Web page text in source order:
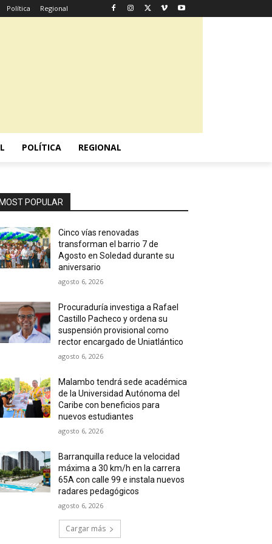
Política Regional
POLÍTICA REGIONAL
MOST POPULAR
Cinco vías renovadas
transforman el barrio 7 de
Agosto en Soledad durante su
aniversario
agosto 6, 2026
Procuraduría investiga a Rafael
Castillo Pacheco y ordena su
suspensión provisional como
rector encargado de Uniatlántico
agosto 6, 2026
Malambo tendrá sede académica
de la Universidad Autónoma del
Caribe con beneficios para
nuevos estudiantes
agosto 6, 2026
Barranquilla reduce la velocidad
máxima a 30 km/h en la carrera
65A con calle 99 e instala nuevos
radares pedagógicos
agosto 6, 2026
Cargar más